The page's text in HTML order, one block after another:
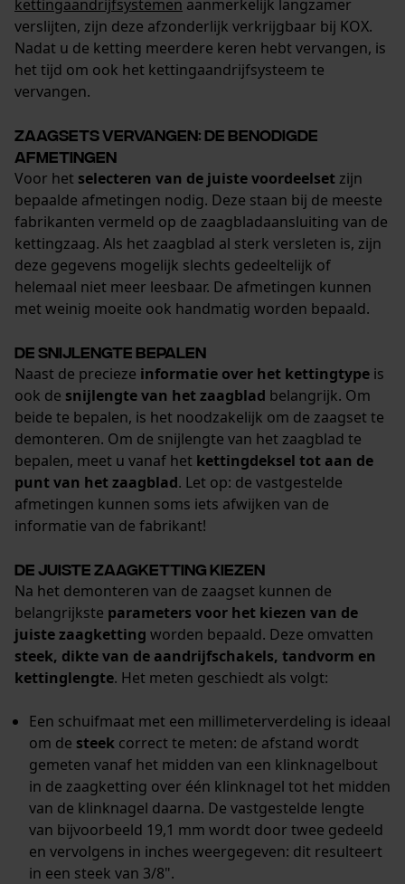
kettingaandrijfsystemen aanmerkelijk langzamer
verslijten, zijn deze afzonderlijk verkrijgbaar bij KOX.
Nadat u de ketting meerdere keren hebt vervangen, is
het tijd om ook het kettingaandrijfsysteem te
vervangen.
Zaagsets vervangen: de benodigde
afmetingen
Voor het selecteren van de juiste voordeelsetzijn
bepaalde afmetingen nodig. Deze staan bij de meeste
fabrikanten vermeld op de zaagbladaansluiting van de
kettingzaag. Als het zaagblad al sterk versleten is, zijn
deze gegevens mogelijk slechts gedeeltelijk of
helemaal niet meer leesbaar. De afmetingen kunnen
met weinig moeite ook handmatig worden bepaald.
De snijlengte bepalen
Naast de precieze informatie over het kettingtype is
ook de snijlengte van het zaagblad belangrijk. Om
beide te bepalen, is het noodzakelijk om de zaagset te
demonteren. Om de snijlengte van het zaagblad te
bepalen, meet u vanaf het kettingdeksel tot aan de
punt van het zaagblad. Let op: de vastgestelde
afmetingen kunnen soms iets afwijken van de
informatie van de fabrikant!
De juiste zaagketting kiezen
Na het demonteren van de zaagset kunnen de
belangrijkste parameters voor het kiezen van de
juiste zaagketting worden bepaald. Deze omvatten
steek, dikte van de aandrijfschakels, tandvorm en
kettinglengte. Het meten geschiedt als volgt:
Een schuifmaat met een millimeterverdeling is ideaal
om de steek correct te meten: de afstand wordt
gemeten vanaf het midden van een klinknagelbout
in de zaagketting over één klinknagel tot het midden
van de klinknagel daarna. De vastgestelde lengte
van bijvoorbeeld 19,1 mm wordt door twee gedeeld
en vervolgens in inches weergegeven: dit resulteert
in een steek van 3/8".
Marketing Cookies
Google Global Site Tag
Event Tracking
Survicate